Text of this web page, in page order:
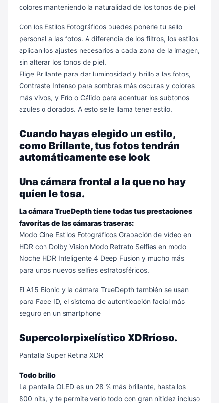
colores manteniendo la naturalidad de los tonos de piel
Con los Estilos Fotográficos puedes ponerle tu sello
personal a las fotos. A diferencia de los filtros, los estilos
aplican los ajustes necesarios a cada zona de la imagen,
sin alterar los tonos de piel.
Elige Brillante para dar luminosidad y brillo a las fotos,
Contraste Intenso para sombras más oscuras y colores
más vivos, y Frío o Cálido para acentuar los subtonos
azules o dorados. A esto se le llama tener estilo.
Cuando hayas elegido un estilo,
como Brillante, tus fotos tendrán
automáticamente ese look
Una cámara frontal a la que no hay
quien le tosa.
La cámara TrueDepth tiene todas tus prestaciones
favoritas de las cámaras traseras:
Modo Cine Estilos Fotográficos Grabación de vídeo en
HDR con Dolby Vision Modo Retrato Selfies en modo
Noche HDR Inteligente 4 Deep Fusion y mucho más
para unos nuevos selfies estratosféricos.
El A15 Bionic y la cámara TrueDepth también se usan
para Face ID, el sistema de autenticación facial más
seguro en un smartphone
Supercolor​pixelístico​ XDRrioso.​
Pantalla Super Retina XDR
Todo brillo
La pantalla OLED es un 28 % más brillante, hasta los
800 nits, y te permite verlo todo con gran nitidez incluso